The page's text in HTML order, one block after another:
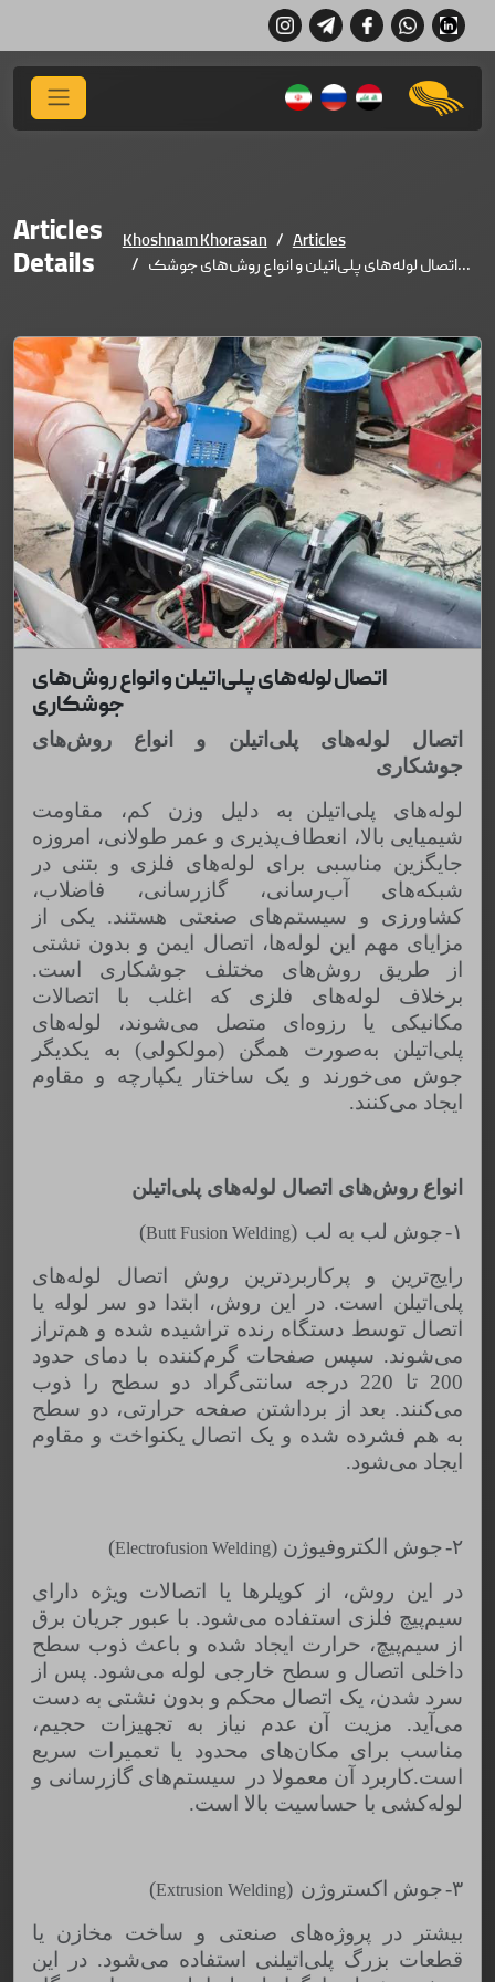
Articles
Details
Khoshnam Khorasan
Articles
اتصال لوله‌های پلی‌اتیلن و انواع روش‌های جوشک...
اتصال لوله‌های پلی‌اتیلن و انواع روش‌های
جوشکاری
اتصال لوله‌های پلی‌اتیلن و انواع روش‌های
جوشکاری
لوله‌های پلی‌اتیلن
به دلیل وزن کم، مقاومت
شیمیایی بالا، انعطاف‌پذیری و عمر طولانی، امروزه
جایگزین مناسبی برای لوله‌های فلزی و بتنی در
شبکه‌های آب‌رسانی، گازرسانی، فاضلاب،
کشاورزی و سیستم‌های صنعتی هستند. یکی از
مزایای مهم این لوله‌ها، اتصال ایمن و بدون نشتی
از طریق روش‌های مختلف جوشکاری است.
برخلاف لوله‌های فلزی که اغلب با اتصالات
مکانیکی یا رزوه‌ای متصل می‌شوند، لوله‌های
پلی‌اتیلن به‌صورت همگن (مولکولی) به یکدیگر
جوش می‌خورند و یک ساختار یکپارچه و مقاوم
ایجاد می‌کنند.
انواع روش‌های اتصال لوله‌های پلی‌اتیلن
۱- جوش لب به لب (
Butt Fusion Welding
)
رایج‌ترین و پرکاربردترین روش اتصال لوله‌های
پلی‌اتیلن است. در این روش، ابتدا دو سر لوله یا
اتصال توسط دستگاه رنده تراشیده شده و هم‌تراز
می‌شوند. سپس صفحات گرم‌کننده با دمای حدود
200 تا 220 درجه سانتی‌گراد دو سطح را ذوب
می‌کنند. بعد از برداشتن صفحه حرارتی، دو سطح
به هم فشرده شده و یک اتصال یکنواخت و مقاوم
ایجاد می‌شود.
۲- جوش الکتروفیوژن (Electrofusion Welding
)
در این روش، از کوپلرها یا اتصالات ویژه دارای
سیم‌پیچ فلزی استفاده می‌شود. با عبور جریان برق
از سیم‌پیچ، حرارت ایجاد شده و باعث ذوب سطح
داخلی اتصال و سطح خارجی لوله می‌شود. پس از
سرد شدن، یک اتصال محکم و بدون نشتی به دست
می‌آید. مزیت آن عدم نیاز به تجهیزات حجیم،
مناسب برای مکان‌های محدود یا تعمیرات سریع
است.کاربرد آن معمولا در
سیستم‌های گازرسانی و
لوله‌کشی با حساسیت بالا است.
۳- جوش اکستروژن (
Extrusion Welding
)
بیشتر در پروژه‌های صنعتی و ساخت مخازن یا
قطعات بزرگ پلی‌اتیلنی استفاده می‌شود. در این